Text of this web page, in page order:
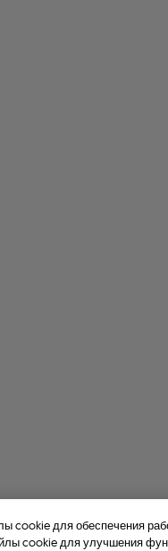
cookie для обеспечения
cookie для улучшения